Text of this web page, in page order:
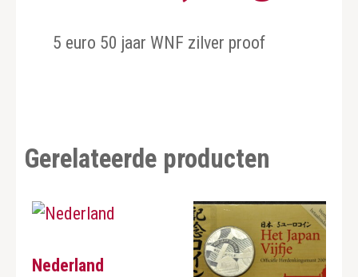
5 euro 50 jaar WNF zilver proof
Gerelateerde producten
Nederland